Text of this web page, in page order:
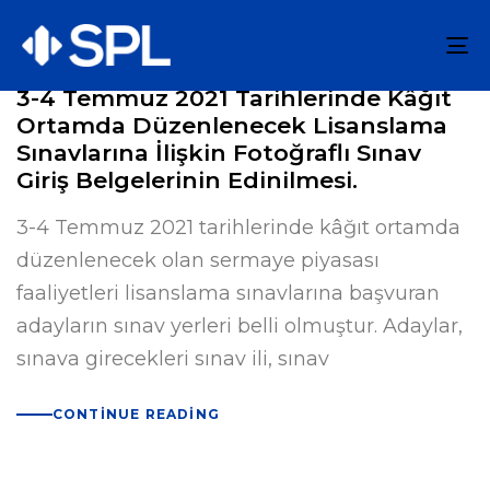
3-4 Temmuz 2021 Tarihlerinde Kâğıt
Ortamda Düzenlenecek Lisanslama
Sınavlarına İlişkin Fotoğraflı Sınav
Giriş Belgelerinin Edinilmesi.
3-4 Temmuz 2021 tarihlerinde kâğıt ortamda
düzenlenecek olan sermaye piyasası
faaliyetleri lisanslama sınavlarına başvuran
adayların sınav yerleri belli olmuştur. Adaylar,
sınava girecekleri sınav ili, sınav
CONTINUE READING